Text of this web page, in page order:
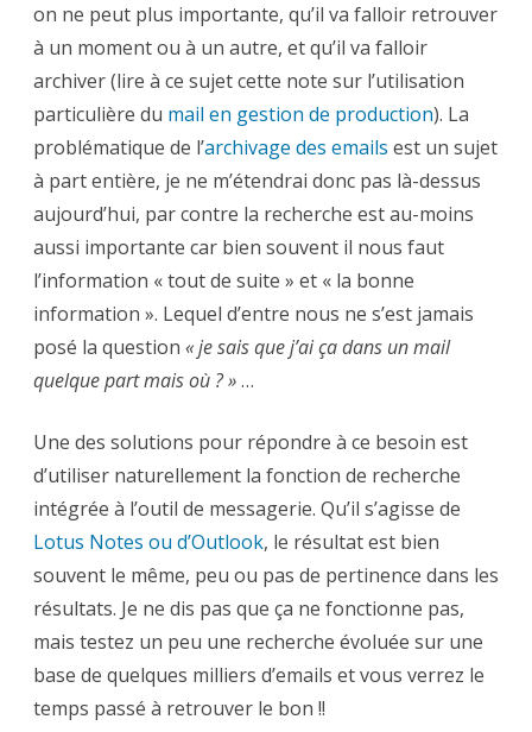
on ne peut plus importante, qu’il va falloir retrouver
à un moment ou à un autre, et qu’il va falloir
archiver (lire à ce sujet cette note sur l’utilisation
particulière du mail en gestion de production). La
problématique de l’archivage des emails est un sujet
à part entière, je ne m’étendrai donc pas là-dessus
aujourd’hui, par contre la recherche est au-moins
aussi importante car bien souvent il nous faut
l’information « tout de suite » et « la bonne
information ». Lequel d’entre nous ne s’est jamais
posé la question « je sais que j’ai ça dans un mail
quelque part mais où ? »…
Une des solutions pour répondre à ce besoin est
d’utiliser naturellement la fonction de recherche
intégrée à l’outil de messagerie. Qu’il s’agisse de
Lotus Notes ou d’Outlook, le résultat est bien
souvent le même, peu ou pas de pertinence dans les
résultats. Je ne dis pas que ça ne fonctionne pas,
mais testez un peu une recherche évoluée sur une
base de quelques milliers d’emails et vous verrez le
temps passé à retrouver le bon !!